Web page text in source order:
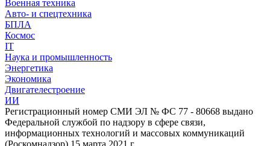
Военная техника
Авто- и спецтехника
БПЛА
Космос
IT
Наука и промышленность
Энергетика
Экономика
Двигателестроение
ИИ
Регистрационный номер СМИ ЭЛ № ФС 77 - 80668 выдано
Федеральной службой по надзору в сфере связи,
информационных технологий и массовых коммуникаций
(Роскомнадзор) 15 марта 2021 г.